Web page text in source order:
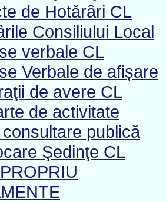
de Hotărâri CL
Consiliului Local
verbale CL
Verbale de afișare
de avere CL
de activitate
publică
Şedinţe CL